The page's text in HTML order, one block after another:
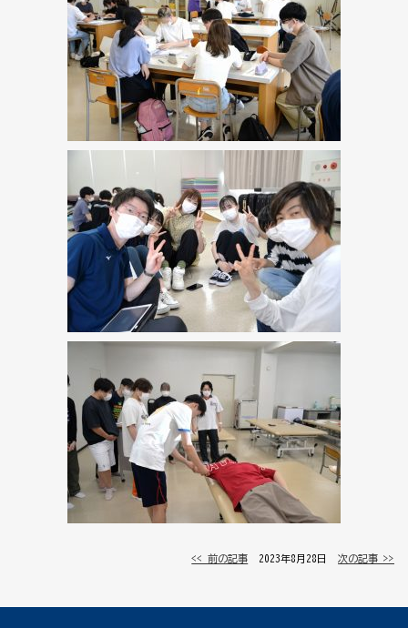
<< 前の記事 │ 2023年8月28日 │次の記事 >>